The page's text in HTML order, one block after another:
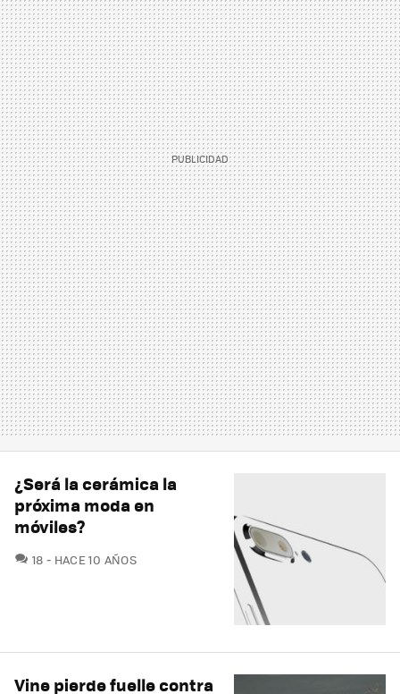
¿Será la cerámica la
próxima moda en
móviles?
18 COMENTARIOS
HACE 10 AÑOS
Vine pierde fuelle contra